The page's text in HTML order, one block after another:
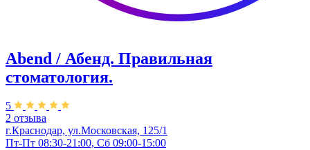
Abend / Абенд. Правильная
стоматология.
5
2 отзыва
г.Краснодар, ул.Московская, 125/1
Пт-Пт 08:30-21:00, Сб 09:00-15:00